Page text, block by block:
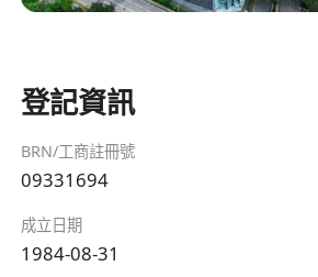
登記資訊
BRN/工商註冊號
09331694
成立日期
1984-08-31